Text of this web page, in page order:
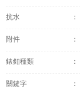
抗水 ：
附件 ：
錶釦種類 ：
關鍵字 ：